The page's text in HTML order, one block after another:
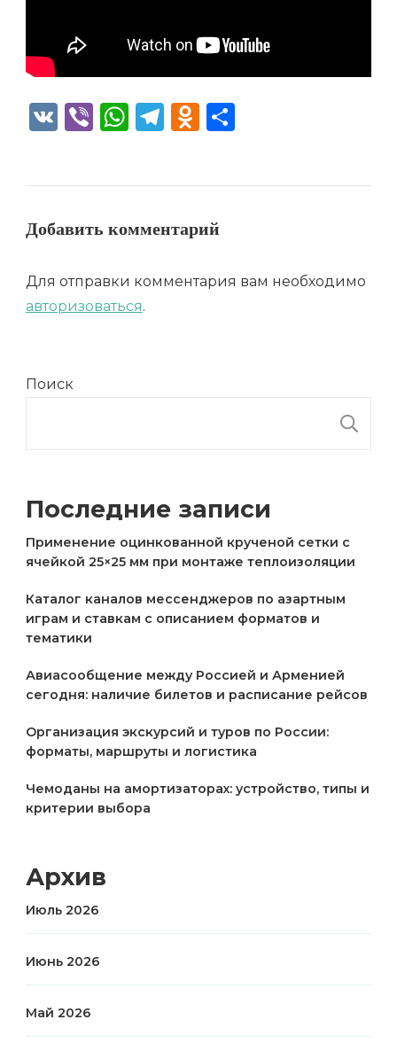
VK ViberWhatsApp
Telegram
Odnoklassniki
Добавить комментарий
Для отправки комментария вам необходимо
авторизоваться.
Поиск
Последние записи
Применение оцинкованной крученой сетки с
ячейкой 25×25 мм при монтаже теплоизоляции
Каталог каналов мессенджеров по азартным
играм и ставкам с описанием форматов и
тематики
Авиасообщение между Россией и Арменией
сегодня: наличие билетов и расписание рейсов
Организация экскурсий и туров по России:
форматы, маршруты и логистика
Чемоданы на амортизаторах: устройство, типы и
критерии выбора
Архив
Июль 2026
Июнь 2026
Май 2026